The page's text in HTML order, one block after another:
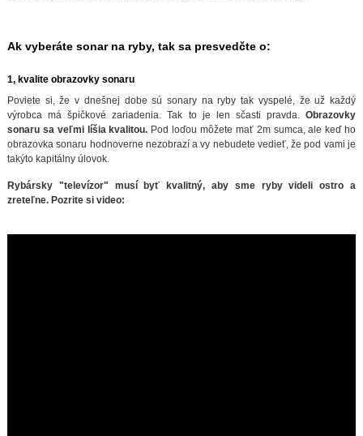
Ak vyberáte sonar na ryby, tak sa presvedčte o:
1, kvalite obrazovky sonaru
Poviete si, že v dnešnej dobe sú sonary na ryby tak vyspelé, že už každý
výrobca má špičkové zariadenia. Tak to je len sčasti pravda.
Obrazovky
sonaru sa veľmi líšia kvalitou. Pod loďou môžete mať 2m sumca, ale keď ho
obrazovka sonaru hodnoverne nezobrazí a vy nebudete vedieť, že pod vami je
takýto kapitálny úlovok.
Rybársky "televízor" musí byť kvalitný, aby sme ryby videli ostro a
zreteľne. Pozrite si video: